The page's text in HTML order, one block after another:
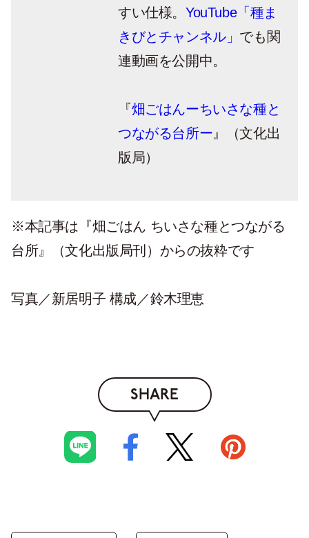
すい仕様。 YouTube「種ま
きびとチャンネル」 でも関
連動画を公開中。
『畑ごはんーちいさな種と
つながる台所ー 』（文化出
版局）
※本記事は『畑ごはん ちいさな種とつながる
台所』（文化出版局刊）からの抜粋です
写真／新居明子 構成／鈴木理恵
SHARE